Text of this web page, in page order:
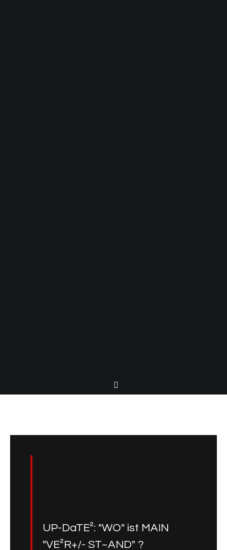
UP-DaTE²: "WO" ist MAIN
"VE²R+/- ST~AND" ?